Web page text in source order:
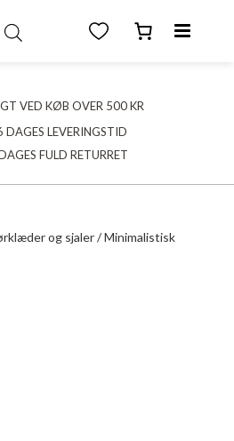
VED KØB OVER 500 KR
DAGES LEVERINGSTID
FULD RETURRET
og sjaler/ Minimalistisk